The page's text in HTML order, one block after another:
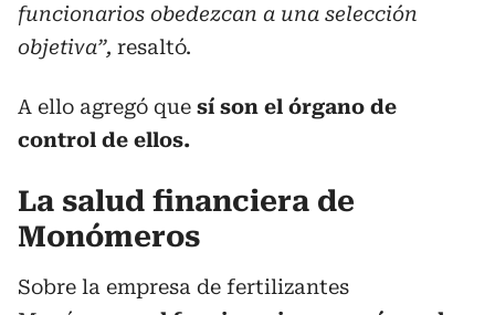
funcionarios obedezcan a una selección
objetiva”, resaltó.
A ello agregó que sí son el órgano de
control de ellos.
La salud financiera de
Monómeros
Sobre la empresa de fertilizantes